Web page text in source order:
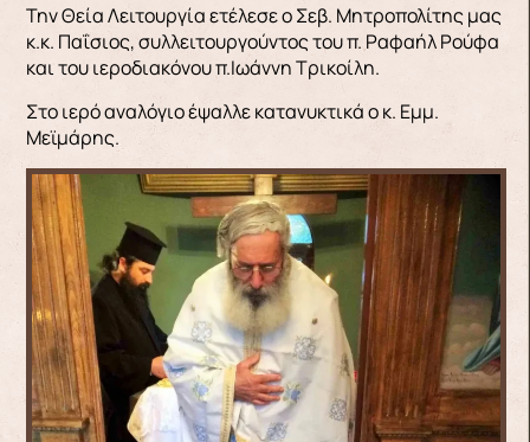
Την Θεία Λειτουργία ετέλεσε ο Σεβ. Μητροπολίτης μας
κ.κ. Παΐσιος, συλλειτουργούντος του π. Ραφαήλ Ρούφα
και του ιεροδιακόνου π.Ιωάννη Τρικοίλη.
Στο ιερό αναλόγιο έψαλλε κατανυκτικά ο κ. Εμμ.
Μεϊμάρης.